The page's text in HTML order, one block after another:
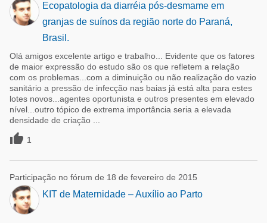
Ecopatologia da diarréia pós-desmame em
granjas de suínos da região norte do Paraná,
Brasil.
Olá amigos excelente artigo e trabalho... Evidente que os fatores
de maior expressão do estudo são os que refletem a relação
com os problemas...com a diminuição ou não realização do vazio
sanitário a pressão de infecção nas baias já está alta para estes
lotes novos...agentes oportunista e outros presentes em elevado
nível...outro tópico de extrema importância seria a elevada
densidade de criação ...
 1
Participação no fórum de 18 de fevereiro de 2015
KIT de Maternidade – Auxílio ao Parto